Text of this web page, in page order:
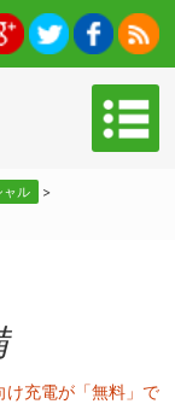
ャル
>
け充電が「無料」で